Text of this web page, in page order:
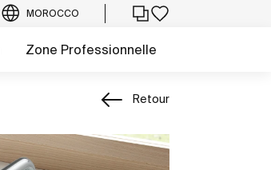
MOROCCO
Zone Professionnelle
Retour